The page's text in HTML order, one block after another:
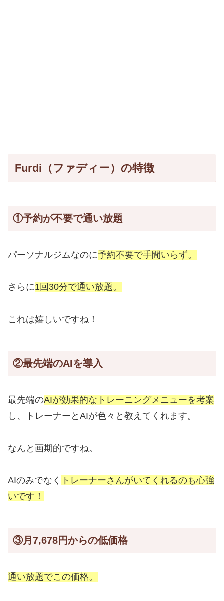
Furdi（ファディー）の特徴
①予約が不要で通い放題
パーソナルジムなのに予約不要で手間いらず。
さらに1回30分で通い放題。
これは嬉しいですね！
②最先端のAIを導入
最先端のAIが効果的なトレーニングメニューを考案
し、トレーナーとAIが色々と教えてくれます。
なんと画期的ですね。
AIのみでなく
トレーナーさんがいてくれるのも心強
いです！
③月7,678円からの低価格
通い放題でこの価格。